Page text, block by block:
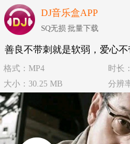
DJ音乐盒APP
SQ无损 批量下载
善良不带刺就是软弱，爱心不
格式：MP4
时长
大小：30.25 MB
分辨